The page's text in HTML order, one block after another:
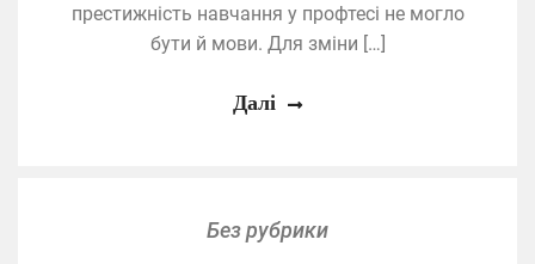
престижність навчання у профтесі не могло
бути й мови. Для зміни […]
Далі
Без рубрики